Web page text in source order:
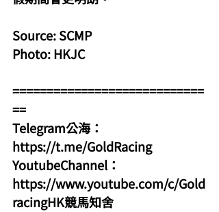
Source: SCMP
Photo: HKJC
============================
==
Telegram公海：
https://t.me/GoldRacing
YoutubeChannel：
https://www.youtube.com/c/Gold
racingHK競馬知舍